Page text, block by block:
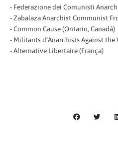
- Federazione dei Comunisti
- Zabalaza Anarchist Communist
- Common Cause (Ontario, Canadà)
- Militants d’Anarchists Against the
- Alternative Libertaire (França)